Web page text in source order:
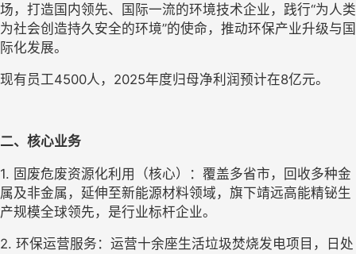
场，打造国内领先、国际一流的环境技术企业，践行“为人类
为社会创造持久安全的环境”的使命，推动环保产业升级与国
际化发展。
现有员工4500人，2025年度归母净利润预计在8亿元。
二、核心业务
1. 固废危废资源化利用（核心）：覆盖多省市，回收多种金
属及非金属，延伸至新能源材料领域，旗下靖远高能精铋生
产规模全球领先，是行业标杆企业。
2. 环保运营服务：运营十余座生活垃圾焚烧发电项目，日处